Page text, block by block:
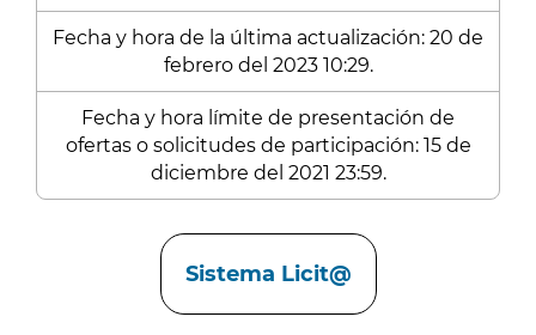
Fecha y hora de la última actualización: 20 de
febrero del 2023 10:29.
Fecha y hora límite de presentación de
ofertas o solicitudes de participación: 15 de
diciembre del 2021 23:59.
Sistema Licit@